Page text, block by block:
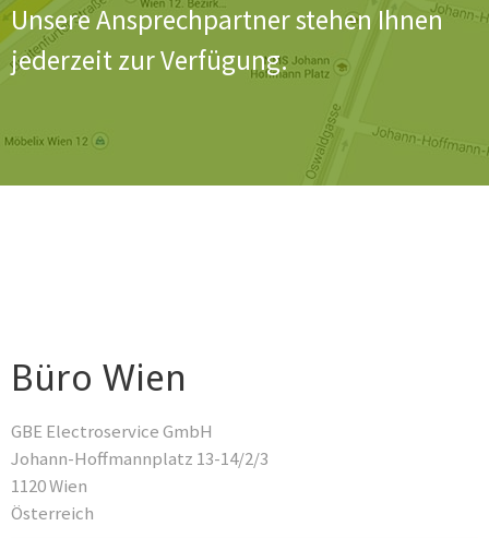
Unsere Ansprechpartner stehen Ihnen
jederzeit zur Verfügung.
Büro Wien
GBE Electroservice GmbH
Johann-Hoffmannplatz 13-14/2/3
1120 Wien
Österreich